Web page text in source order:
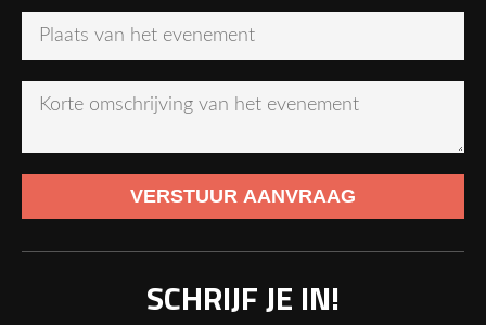
SCHRIJF JE IN!